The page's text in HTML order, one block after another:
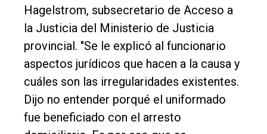
Hagelstrom, subsecretario de Acceso a
la Justicia del Ministerio de Justicia
provincial. "Se le explicó al funcionario
aspectos jurídicos que hacen a la causa y
cuáles son las irregularidades existentes.
Dijo no entender porqué el uniformado
fue beneficiado con el arresto